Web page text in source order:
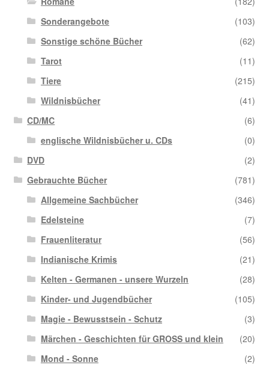
Sonderangebote
(103)
Sonstige schöne Bücher
(62)
Tarot
(11)
Tiere
(215)
Wildnisbücher
(41)
CD/MC
(6)
englische Wildnisbücher u. CDs
(0)
DVD
(2)
Gebrauchte Bücher
(781)
Allgemeine Sachbücher
(346)
Edelsteine
(7)
Frauenliteratur
(56)
Indianische Krimis
(21)
Kelten - Germanen - unsere Wurzeln
(28)
Kinder- und Jugendbücher
(105)
Magie - Bewusstsein - Schutz
(3)
Märchen - Geschichten für GROSS und klein
(20)
Mond - Sonne
(2)